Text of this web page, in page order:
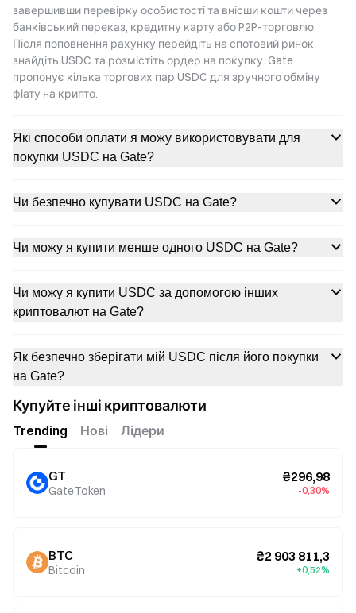
завершивши перевірку особистості та внісши кошти через
банківський переказ, кредитну карту або P2P-торговлю.
Після поповнення рахунку перейдіть на спотовий ринок,
знайдіть USDC та розмістіть ордер на покупку. Gate
пропонує кілька торгових пар USDC для зручного обміну
фіату на крипто.
Які способи оплати я можу використовувати для
покупки USDC на Gate?
Чи безпечно купувати USDC на Gate?
Чи можу я купити менше одного USDC на Gate?
Чи можу я купити USDC за допомогою інших
криптовалют на Gate?
Як безпечно зберігати мій USDC після його покупки
на Gate?
Купуйте інші криптовалюти
Trending Нові Лідери
GT
GateToken
₴296,98
-0,30%
BTC
Bitcoin
₴2 903 811,3
+0,52%